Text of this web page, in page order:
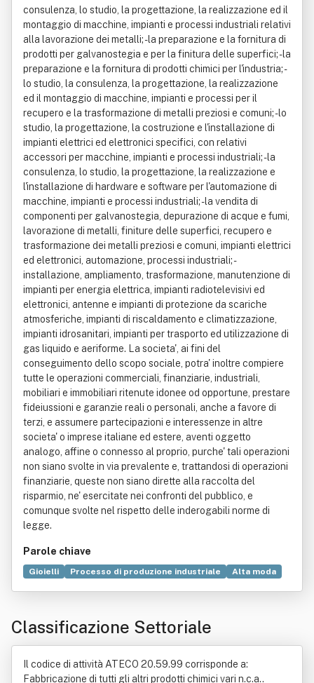
consulenza, lo studio, la progettazione, la realizzazione ed il
montaggio di macchine, impianti e processi industriali relativi
alla lavorazione dei metalli; - la preparazione e la fornitura di
prodotti per galvanostegia e per la finitura delle superfici; - la
preparazione e la fornitura di prodotti chimici per l'industria; -
lo studio, la consulenza, la progettazione, la realizzazione
ed il montaggio di macchine, impianti e processi per il
recupero e la trasformazione di metalli preziosi e comuni; - lo
studio, la progettazione, la costruzione e l'installazione di
impianti elettrici ed elettronici specifici, con relativi
accessori per macchine, impianti e processi industriali; - la
consulenza, lo studio, la progettazione, la realizzazione e
l'installazione di hardware e software per l'automazione di
macchine, impianti e processi industriali; - la vendita di
componenti per galvanostegia, depurazione di acque e fumi,
lavorazione di metalli, finiture delle superfici, recupero e
trasformazione dei metalli preziosi e comuni, impianti elettrici
ed elettronici, automazione, processi industriali; -
installazione, ampliamento, trasformazione, manutenzione di
impianti per energia elettrica, impianti radiotelevisivi ed
elettronici, antenne e impianti di protezione da scariche
atmosferiche, impianti di riscaldamento e climatizzazione,
impianti idrosanitari, impianti per trasporto ed utilizzazione di
gas liquido e aeriforme. La societa', ai fini del
conseguimento dello scopo sociale, potra' inoltre compiere
tutte le operazioni commerciali, finanziarie, industriali,
mobiliari e immobiliari ritenute idonee od opportune, prestare
fideiussioni e garanzie reali o personali, anche a favore di
terzi, e assumere partecipazioni e interessenze in altre
societa' o imprese italiane ed estere, aventi oggetto
analogo, affine o connesso al proprio, purche' tali operazioni
non siano svolte in via prevalente e, trattandosi di operazioni
finanziarie, queste non siano dirette alla raccolta del
risparmio, ne' esercitate nei confronti del pubblico, e
comunque svolte nel rispetto delle inderogabili norme di
legge.
Parole chiave
Gioielli Processo di produzione industriale
Alta moda
Galvanoplastica
Progettazione
Industria
Riciclaggio dei rifiuti
Superficie Trasporto
Classificazione Settoriale
Il codice di attività ATECO 20.59.99 corrisponde a:
Fabbricazione di tutti gli altri prodotti chimici vari n.c.a..